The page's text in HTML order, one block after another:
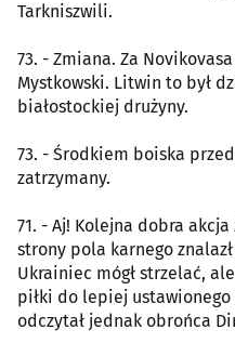
Tarkniszwili.
73. - Zmiana. Za
Mystkowski. Litwin to był
białostockiej drużyny.
73. - Środkiem boiska
zatrzymany.
71. - Aj! Kolejna dobra
strony pola karnego
Ukrainiec mógł strzelać,
piłki do lepiej ustawionego
odczytał jednak obrońca